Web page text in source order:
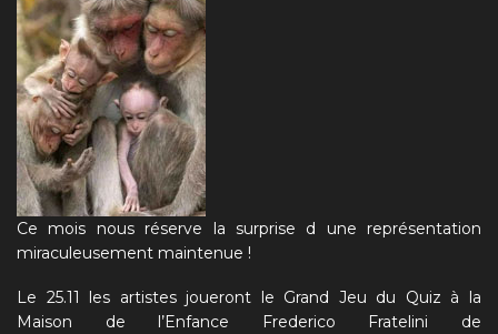
Ce mois nous réserve la surprise d une représentation
miraculeusement maintenue !
Le 25.11 les artistes joueront le Grand Jeu du Quiz à la
Maison de l’Enfance Frederico Fratelini de